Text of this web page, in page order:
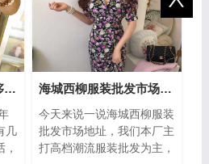
2021年值得入手的奢侈品包包有几款
几
海城西柳服装批发市场地址-联系电话-进货怎么样
今天来说一说海城西柳服装
批发市场地址，我们本厂主
打高档潮流服装批发为主，